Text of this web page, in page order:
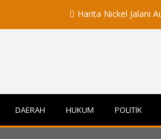
Harita Nickel Jalani Audit
DAERAH HUKUM POLITIK